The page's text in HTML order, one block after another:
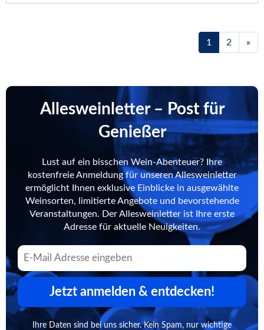
1 2 »
Allesweinletter – Post für
Genießer
Lust auf ein bisschen Wein-Abenteuer? Ihre
kostenfreie Anmeldung für unseren Allesweinletter
ermöglicht Ihnen exklusive Einblicke in ausgewählte
Weinsorten, limitierte Angebote und bevorstehende
Veranstaltungen. Der Allesweinletter ist Ihre erste
Adresse für aktuelle Neuigkeiten.
Jetzt anmelden & entdecken!
Ihre Daten sind bei uns sicher. Kein Spam, nur wichtige